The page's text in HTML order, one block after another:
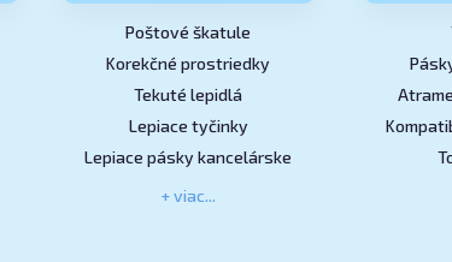
Poštové škatule
Korekčné prostriedky
Tekuté lepidlá
Lepiace tyčinky
Lepiace pásky kancelárske
+ viac...